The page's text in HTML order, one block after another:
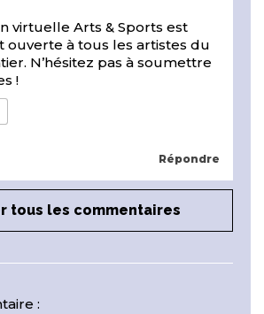
Répondre
virtuelle Arts & Sports est
ouverte à tous les artistes du
N’hésitez pas à soumettre
!
tous les commentaires
: